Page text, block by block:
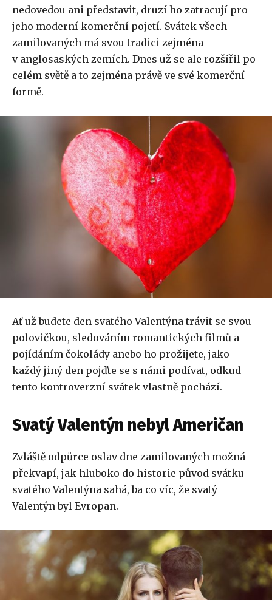
nedovedou ani představit, druzí ho zatracují pro
jeho moderní komerční pojetí. Svátek všech
zamilovaných má svou tradici zejména
v anglosaských zemích. Dnes už se ale rozšířil po
celém světě a to zejména právě ve své komerční
formě.
Ať už budete den svatého Valentýna trávit se svou
polovičkou, sledováním romantických filmů a
pojídáním čokolády anebo ho prožijete, jako
každý jiný den pojďte se s námi podívat, odkud
tento kontroverzní svátek vlastně pochází.
Svatý Valentýn nebyl Američan
Zvláště odpůrce oslav dne zamilovaných možná
překvapí, jak hluboko do historie původ svátku
svatého Valentýna sahá, ba co víc, že svatý
Valentýn byl Evropan.